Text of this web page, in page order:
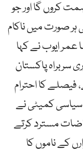
کروں گا اور جو
صورت میں ناکام
عمر ایوب نے کہا
سربراہ پاکستان
کا احترام
سیاسی کمیٹی نے
مسترد کرتے
کے ناموں کا